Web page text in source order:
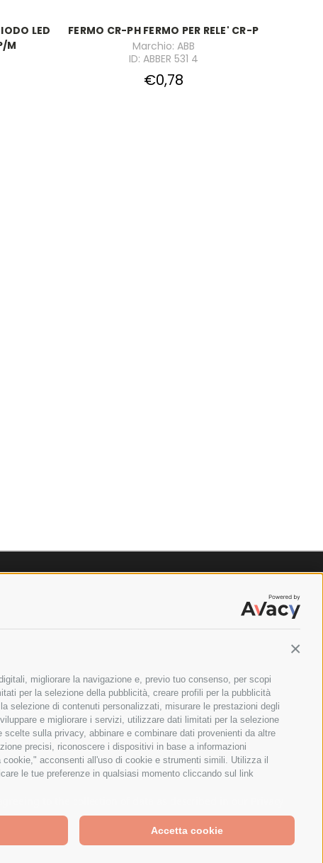
migliorare la navigazione e, previo tuo consenso, per scopi
per la selezione della pubblicità, creare profili per la pubblicità
selezione di contenuti personalizzati, misurare le prestazioni degli
e migliorare i servizi, utilizzare dati limitati per la selezione
sulla privacy, abbinare e combinare dati provenienti da altre
precisi, riconoscere i dispositivi in base a informazioni
acconsenti all'uso di cookie e strumenti simili. Utilizza il
le tue preferenze in qualsiasi momento cliccando sul link
Accetta cookie
LED
M
FERMO CR-PH FERMO PER RELE' CR-P
Marchio: ABB
ID: ABBER 531 4
€0,78